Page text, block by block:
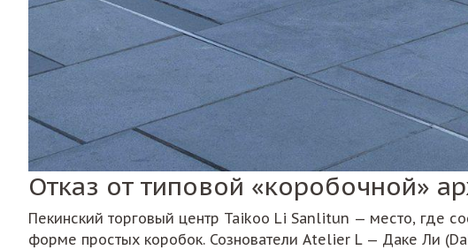
Отказ от типовой «коробочной»
Пекинский торговый центр Taikoo Li Sanlitun — место, где
форме простых коробок. Сознователи Atelier L — Даке Ли